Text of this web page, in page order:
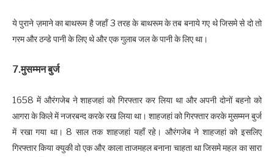
ये पुराने ज़माने का बाथरूम है जहाँ 3 तरह के बाथरूम के तब बनाये गए थे जिसमे से दो तो
गरम और ठन्डे पानी के लिए थे और एक गुलाब जल के पानी के लिए था।
7.मुसम्मन बुर्ज
1658 में औरंगजेब ने शाहजहां को गिरफ्तार कर लिया था और अपनी दोनों बहनो को
आगरा के किले में नजरबन्द करके रख लिया था। शाहजहां को गिरफ्तार करके मुसम्मन बुर्ज
में रखा गया था। 8 साल तक शाहजहां यहाँ रहे। औरंगजेब ने शाहजहां को इसलिए
गिरफ्तार किया क्युकी वो एक और काला ताजमहल बनाना चाहता था जिसमे महल का सारा